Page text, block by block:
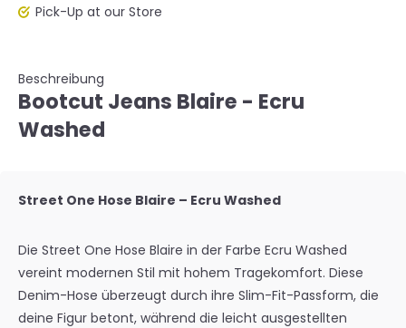
Pick-Up at our Store
Beschreibung
Bootcut Jeans Blaire - Ecru
Washed
Street One Hose Blaire – Ecru Washed
Die Street One Hose Blaire in der Farbe Ecru Washed
vereint modernen Stil mit hohem Tragekomfort. Diese
Denim-Hose überzeugt durch ihre Slim-Fit-Passform, die
deine Figur betont, während die leicht ausgestellten